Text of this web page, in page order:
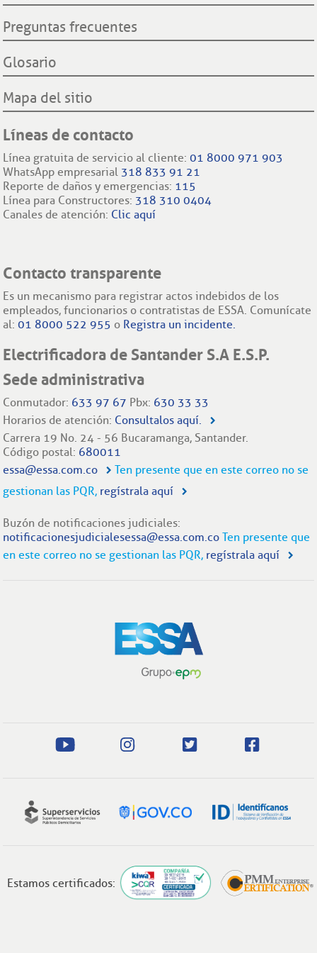
Preguntas frecuentes
Glosario
Mapa del sitio
Líneas de contacto
Línea gratuita de servicio al cliente:01 8000 971 903
WhatsApp empresarial 318 833 91 21
Reporte de daños y emergencias: 115
Línea para Constructores: 318 310 0404
Canales de atención: Clic aquí
Contacto transparente
Es un mecanismo para registrar actos indebidos de los
empleados, funcionarios o contratistas de ESSA. Comunícate
al:01 8000 522 955 o Registra un incidente.
Electrificadora de Santander S.A E.S.P.
Sede administrativa
Conmutador: 633 97 67 Pbx: 630 33 33
Horarios de atención: Consultalos aquí.
Carrera 19 No. 24 - 56 Bucaramanga, Santander.
Código postal: 680011
essa@essa.com.co
Ten presente que en este correo no se
gestionan las PQR, regístrala aquí
Buzón de notificaciones judiciales:
notificacionesjudicialesessa@essa.com.co Ten presente que
en este correo no se gestionan las PQR, regístrala aquí
Estamos certificados: